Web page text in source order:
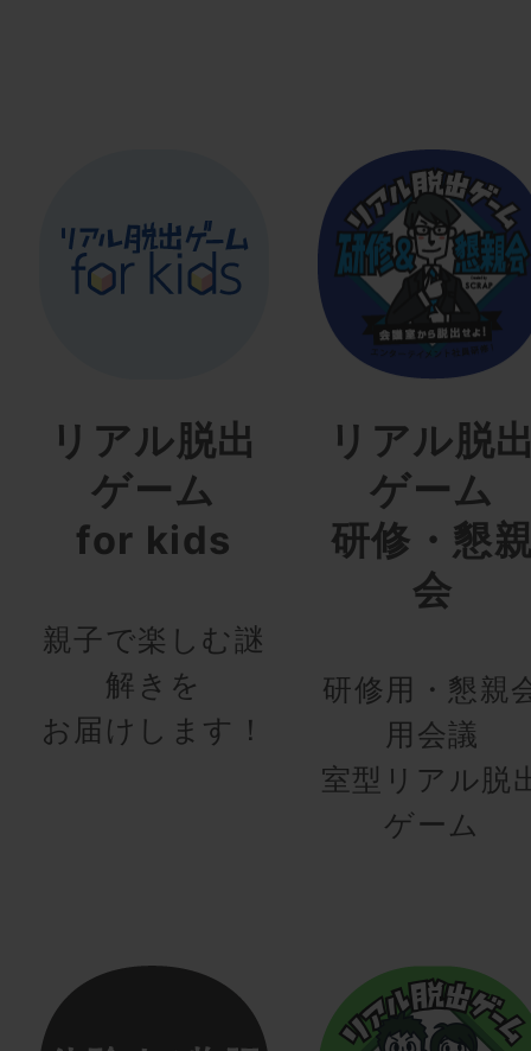
リアル脱出
ゲーム
for kids
親子で楽しむ謎
解きを
お届けします！
リアル脱
ゲーム
研修・懇
会
研修用・懇親
用会議
室型リアル脱
ゲーム